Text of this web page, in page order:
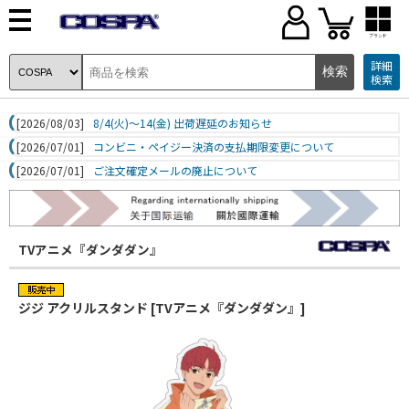
ブランド
詳細
検索
[2026/08/03]
8/4(火)～14(金) 出荷遅延のお知らせ
[2026/07/01]
コンビニ・ペイジー決済の支払期限変更について
[2026/07/01]
ご注文確定メールの廃止について
TVアニメ『ダンダダン』
ジジ アクリルスタンド [TVアニメ『ダンダダン』]